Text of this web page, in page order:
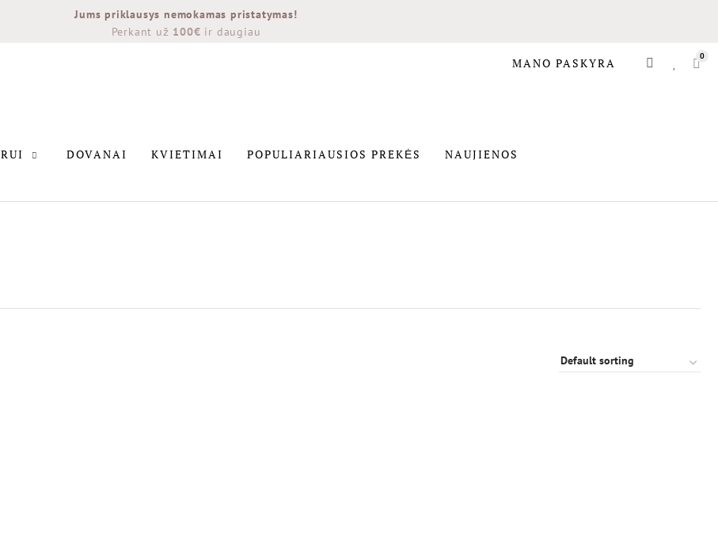
Jums priklausys nemokamas pristatymas!
Perkant už 100€ ir daugiau
MANO PASKYRA
DOVANAI KVIETIMAI POPULIARIAUSIOS PREKĖS NAUJIENOS
INTERJERUI DOVANAI KVIETIMAI
POPULIARIAUSIOS PREKĖS